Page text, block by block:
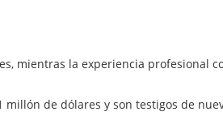
mientras la experiencia profesional
de dólares y son testigos de